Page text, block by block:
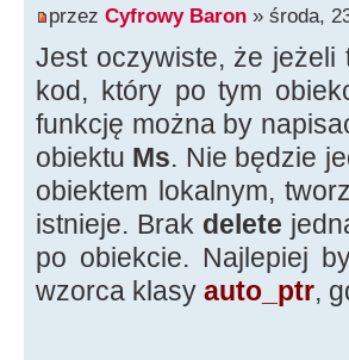
przez Cyfrowy Baron » środa,
Jest oczywiste, że jeżeli
kod, który po tym
funkcję można by
obiektu Ms. Nie będzie
obiektem lokalnym,
istnieje. Brak delete
po obiekcie. Najlepiej
wzorca klasy auto_ptr,